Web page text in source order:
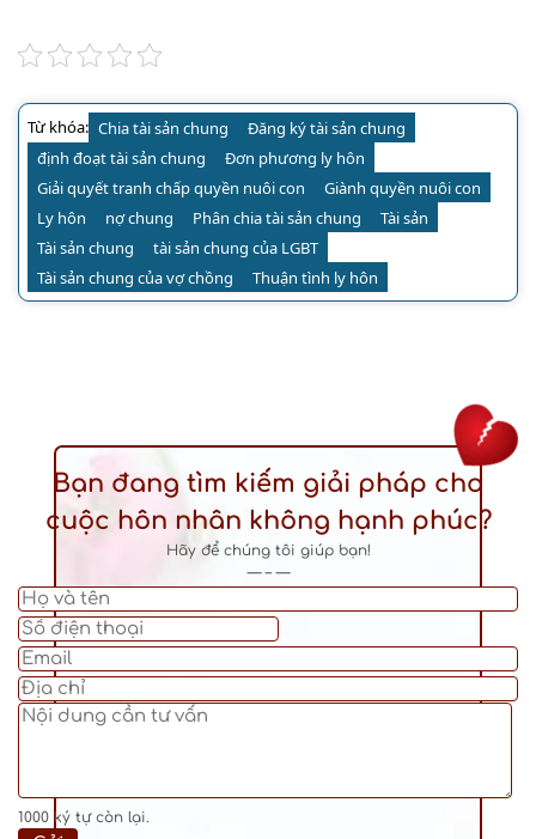
Từ khóa: Chia tài sản chung
Đăng ký tài sản chung
định đoạt tài sản chung
Đơn phương ly hôn
Giải quyết tranh chấp quyền nuôi con
Giành quyền nuôi con
Ly hôn
nợ chung Phân chia tài sản chung
Tài sản
Tài sản chung
tài sản chung của LGBT
Tài sản chung của vợ chồng
Thuận tình ly hôn
Bạn đang tìm kiếm giải pháp cho
cuộc hôn nhân không hạnh phúc?
Hãy để chúng tôi giúp bạn!
— – —
1000 ký tự còn lại.